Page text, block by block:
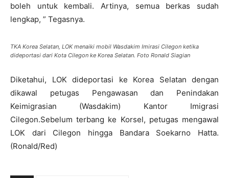
boleh untuk kembali. Artinya, semua berkas sudah
lengkap, ” Tegasnya.
TKA Korea Selatan, LOK menaiki mobil Wasdakim Imirasi Cilegon ketika
dideportasi dari Kota Cilegon ke Korea Selatan. Foto Ronald Siagian
Diketahui, LOK dideportasi ke Korea Selatan dengan
dikawal petugas Pengawasan dan Penindakan
Keimigrasian (Wasdakim) Kantor Imigrasi
Cilegon.Sebelum terbang ke Korsel, petugas mengawal
LOK dari Cilegon hingga Bandara Soekarno Hatta.
(Ronald/Red)